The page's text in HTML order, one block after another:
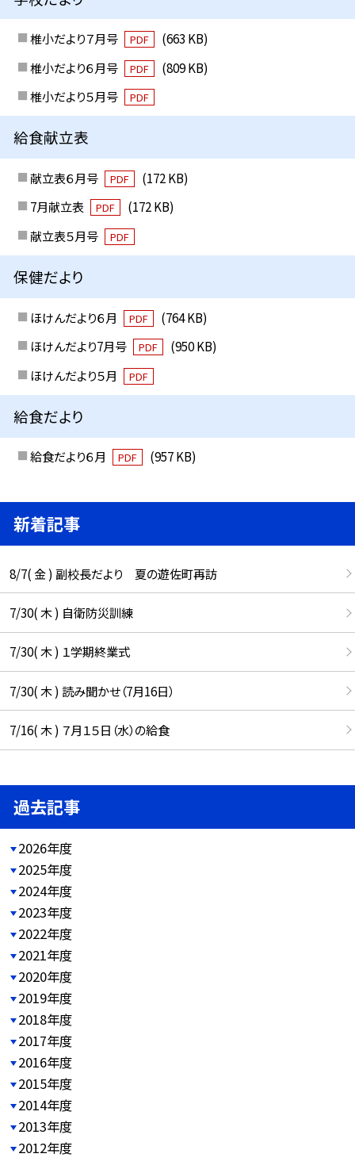
椎小だより７月号 PDF
(663 KB)
椎小だより６月号
PDF
(809 KB)
椎小だより５月号
PDF
給食献立表
献立表６月号 PDF
(172 KB)
7月献立表
PDF
(172 KB)
献立表５月号
PDF
保健だより
ほけんだより６月 PDF
(764 KB)
ほけんだより7月号
PDF
(950 KB)
ほけんだより５月
PDF
給食だより
給食だより６月 PDF (957 KB)
新着記事
8/7( 金 ) 副校長だより 夏の遊佐町再訪
7/30( 木 ) 自衛防災訓練
7/30( 木 ) １学期終業式
7/30( 木 ) 読み聞かせ（7月16日）
7/16( 木 ) ７月１５日（水）の給食
過去記事
2026年度
2025年度
2024年度
2023年度
2022年度
2021年度
2020年度
2019年度
2018年度
2017年度
2016年度
2015年度
2014年度
2013年度
2012年度